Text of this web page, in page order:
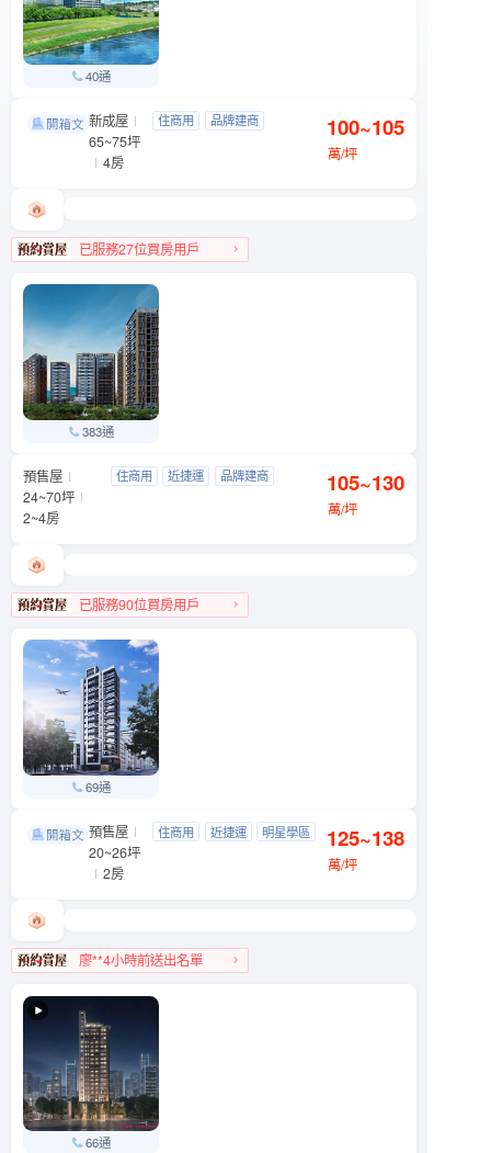
40通
忠泰湛 文山區 木新路一段6號
新成屋
65~75坪
4房
住商用
品牌建商
100~105
萬/坪
已服務27位買房用戶
383通
元利四季莊園
文山區 木柵路一段290號
預售屋
24~70坪
2~4房
住商用 近捷運
品牌建商
105~130
萬/坪
已服務90位買房用戶
69通
織旅 松山區 八德路三段201號
預售屋
20~26坪
2房
住商用 近捷運
明星學區
125~138
萬/坪
廖**4小時前送出名單
66通